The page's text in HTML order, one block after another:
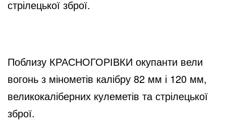
стрілецької зброї.
Поблизу КРАСНОГОРІВКИ окупанти вели
вогонь з мінометів калібру 82 мм і 120 мм,
великокаліберних кулеметів та стрілецької
зброї.